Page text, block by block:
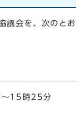
議会を、次のとお
15時25分